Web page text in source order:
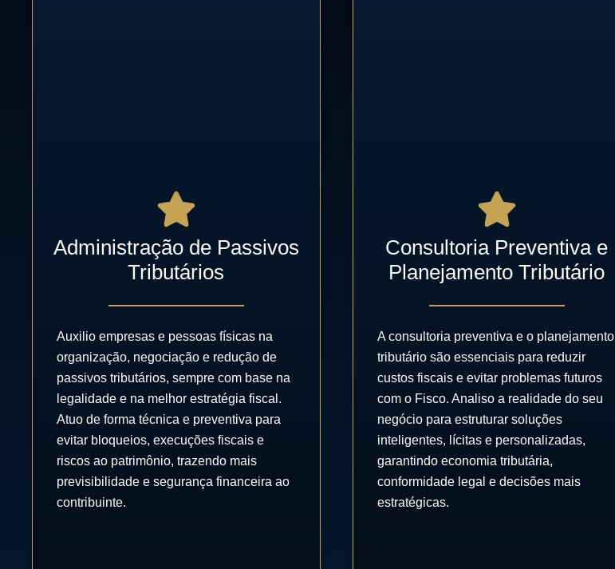
Administração de Passivos
Tributários
Auxilio empresas e pessoas físicas na
organização, negociação e redução de
passivos tributários, sempre com base na
legalidade e na melhor estratégia fiscal.
Atuo de forma técnica e preventiva para
evitar bloqueios, execuções fiscais e
riscos ao patrimônio, trazendo mais
previsibilidade e segurança financeira ao
contribuinte.
Consultoria Preventiva e
Planejamento Tributário
A consultoria preventiva e o planejamento
tributário são essenciais para reduzir
custos fiscais e evitar problemas futuros
com o Fisco. Analiso a realidade do seu
negócio para estruturar soluções
inteligentes, lícitas e personalizadas,
garantindo economia tributária,
conformidade legal e decisões mais
estratégicas.